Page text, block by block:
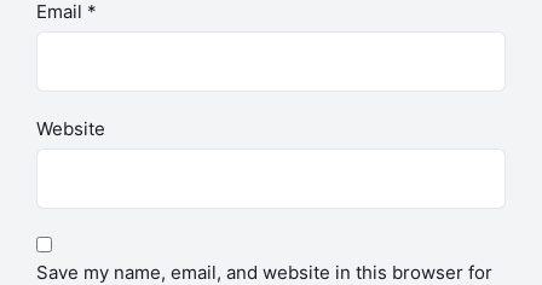
Email *
Website
Save my name, email, and website in this browser for